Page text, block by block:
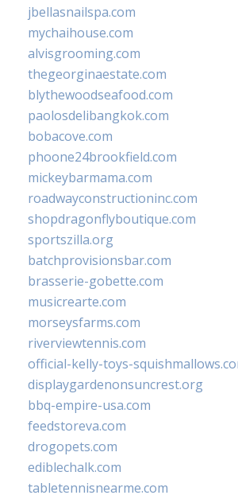
jbellasnailspa.com
mychaihouse.com
alvisgrooming.com
thegeorginaestate.com
blythewoodseafood.com
paolosdelibangkok.com
bobacove.com
phoone24brookfield.com
mickeybarmama.com
roadwayconstructioninc.com
shopdragonflyboutique.com
sportszilla.org
batchprovisionsbar.com
brasserie-gobette.com
musicrearte.com
morseysfarms.com
riverviewtennis.com
official-kelly-toys-
displaygardenonsuncrest.org
bbq-empire-usa.com
feedstoreva.com
drogopets.com
ediblechalk.com
tabletennisnearme.com